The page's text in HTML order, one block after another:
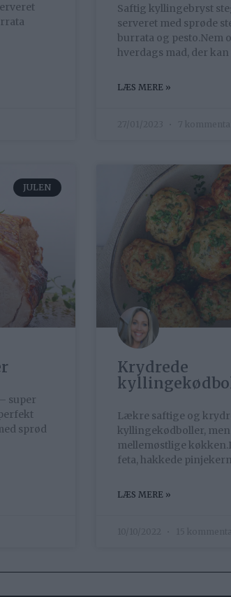
Saftig kyllingebryst
serveret med sprøde
burrata og pesto.Nem
hverdags mad, der kan
LÆS MERE »
JULEN
super
sprød
Krydrede
Lækre saftige og
kyllingekødboller,
mellemøstlige
feta, hakkede
LÆS MERE »